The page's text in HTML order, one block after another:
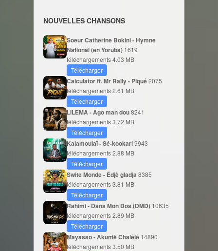
NOUVELLES CHANSONS
Soeur Catherine Bokini - Hymne
National (en Yoruba) 1619
téléchargements4.03 MB
Télécharger
Calculator ft. Mr Rally - Piqué2075
téléchargements2.61 MB
Télécharger
LILEMA - Ago man dou8241
téléchargements3.72 MB
Télécharger
Kalamoulaï - Sé-kookari9943
téléchargements2.88 MB
Télécharger
Swite Monde - Édjè gladja 8385
téléchargements3.81 MB
Télécharger
Rahimi - Dans Mon Dos (DMD) 10635
téléchargements2.89 MB
Télécharger
Mayasso - Akuntè Chalélé 14890
téléchargements3.50 MB